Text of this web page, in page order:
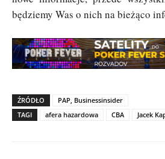
będziemy Was o nich na bieżąco
ŹRÓDŁO
PAP, Businessinsider
TAGI
afera hazardowa CBA Jacek